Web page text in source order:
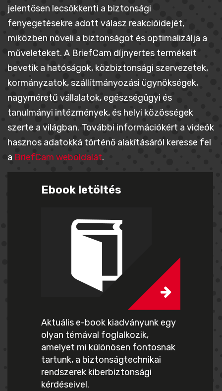
Ebook letöltés
Aktuális e-book kiadványunk egy
olyan témával foglalkozik,
amelyet mi különösen fontosnak
tartunk, a biztonságtechnikai
rendszerek kiberbiztonsági
kérdéseivel.
jelentősen lecsökkenti a biztonsági
fenyegetésekre adott válasz reakcióidejét,
miközben növeli a biztonságot és optimalizálja a
műveleteket. A BriefCam díjnyertes termékeit
bevetik a hatóságok, közbiztonsági szervezetek,
kormányzatok, szállítmányozási ügynökségek,
nagyméretű vállalatok, egészségügyi és
tanulmányi intézmények, és helyi közösségek
szerte a világban. További információkért a videók
hasznos adatokká történő alakításáról keresse fel
a BriefCam weboldalát.